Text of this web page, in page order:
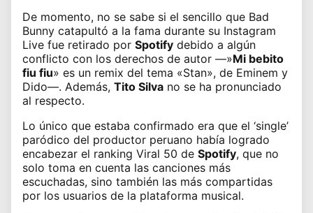
De momento, no se sabe si el sencillo que Bad
Bunny catapultó a la fama durante su Instagram
Live fue retirado por Spotify debido a algún
conflicto con los derechos de autor —»Mi bebito
fiu fiu» es un remix del tema «Stan», de Eminem y
Dido—. Además, Tito Silva no se ha pronunciado
al respecto.
Lo único que estaba confirmado era que el ‘single’
paródico del productor peruano había logrado
encabezar el ranking Viral 50 de Spotify, que no
solo toma en cuenta las canciones más
escuchadas, sino también las más compartidas
por los usuarios de la plataforma musical.